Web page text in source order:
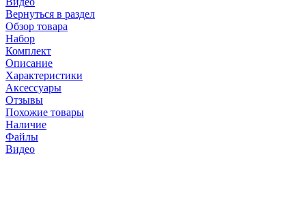
Вернуться в раздел
Обзор товара
Набор
Комплект
Описание
Характеристики
Аксессуары
Отзывы
Похожие товары
Наличие
Файлы
Видео